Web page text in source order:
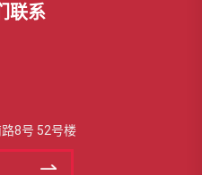
联系
8号 52号楼